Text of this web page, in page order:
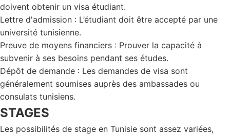
doivent obtenir un visa étudiant.
Lettre d'admission : L’étudiant doit être accepté par une
université tunisienne.
Preuve de moyens financiers : Prouver la capacité à
subvenir à ses besoins pendant ses études.
Dépôt de demande : Les demandes de visa sont
généralement soumises auprès des ambassades ou
consulats tunisiens.
STAGES
Les possibilités de stage en Tunisie sont assez variées,